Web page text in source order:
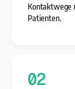
Kontaktwege
Patienten.
02